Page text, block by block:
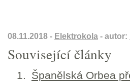
08.11.2018 - Elektrokola - autor:
Související články
Španělská Orbea